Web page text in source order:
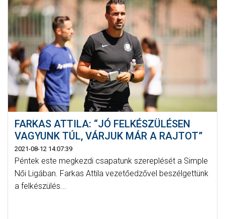
FARKAS ATTILA: “JÓ FELKÉSZÜLÉSEN
VAGYUNK TÚL, VÁRJUK MÁR A RAJTOT”
2021-08-12 14:07:39
Péntek este megkezdi csapatunk szereplését a Simple
Női Ligában. Farkas Attila vezetőedzővel beszélgettünk
a felkészülés...